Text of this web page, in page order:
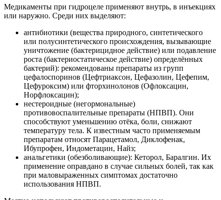
Медикаменты при гидроцеле применяют внутрь, в инъекциях
или наружно. Среди них выделяют:
антибиотики (вещества природного, синтетического
или полусинтетического происхождения, вызывающие
уничтожение (бактерицидное действие) или подавление
роста (бактериостатическое действие) определённых
бактерий): рекомендованы препараты из групп
цефалоспоринов (Цефтриаксон, Цефазолин, Цефепим,
Цефуроксим) или фторхинолонов (Офлоксацин,
Норфлоксацин);
нестероидные (негормональные)
противовоспалительные препараты (НПВП). Они
способствуют уменьшению отёка, боли, снижают
температуру тела. К известным часто применяемым
препаратам относят Парацетамол, Диклофенак,
Ибупрофен, Индометацин, Найз;
анальгетики (обезболивающие): Кеторол, Баралгин. Их
применение оправдано в случае сильных болей, так как
при маловыраженных симптомах достаточно
использования НПВП.